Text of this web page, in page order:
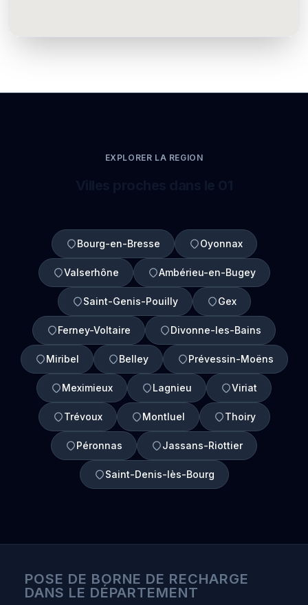
EXPLORER LA REGION
Bourg-en-Bresse Oyonnax
Valserhône Ambérieu-en-Bugey
Saint-Genis-Pouilly Gex
Ferney-Voltaire Divonne-les-Bains
Miribel Belley Prévessin-Moëns
Meximieux Lagnieu Viriat
Trévoux Montluel Thoiry
Péronnas Jassans-Riottier
Saint-Denis-lès-Bourg
POSE DE BORNE DE RECHARGE
DANS LE DÉPARTEMENT